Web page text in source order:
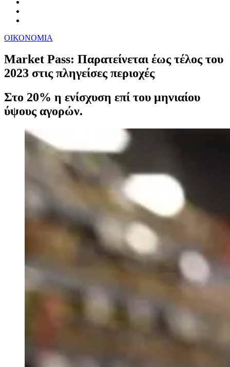
ΟΙΚΟΝΟΜΙΑ
Market Pass: Παρατείνεται έως τέλος του
2023 στις πληγείσες περιοχές
Στο 20% η ενίσχυση επί του μηνιαίου
ύψους αγορών.